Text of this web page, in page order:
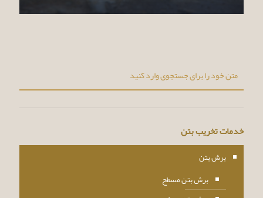
خدمات تخریب بتن
برش بتن
برش بتن مسطح